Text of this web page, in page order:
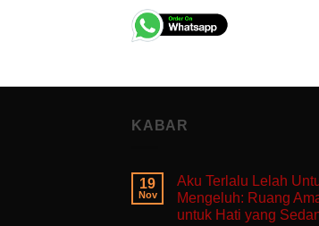
KABAR
19
Nov
Aku Terlalu Lelah
Mengeluh: Ruang
untuk Hati yang